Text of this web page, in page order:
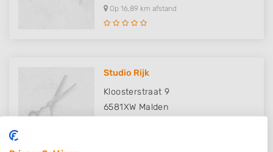
Op 16,89 km afstand
Studio Rijk
Kloosterstraat 9
6581XW Malden